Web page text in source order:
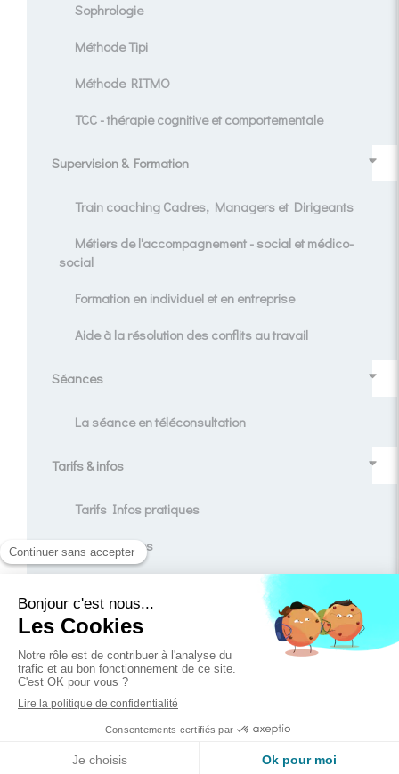
Sophrologie
Méthode Tipi
Méthode RITMO
TCC - thérapie cognitive et comportementale
Supervision & Formation
Train coaching Cadres, Managers et Dirigeants
Métiers de l'accompagnement - social et médico-
social
Formation en individuel et en entreprise
Aide à la résolution des conflits au travail
Séances
La séance en téléconsultation
Tarifs & infos
Tarifs Infos pratiques
Témoignages
Blog
Création et référencement du site par Simplébo
Ce site est parrainé par la
Chambre Syndicale de la Sophrologie